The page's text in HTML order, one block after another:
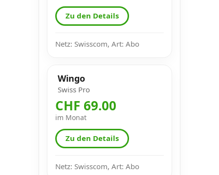
Zu den Details
Netz: Swisscom, Art: Abo
Wingo
Swiss Pro
CHF 69.00
im Monat
Zu den Details
Netz: Swisscom, Art: Abo